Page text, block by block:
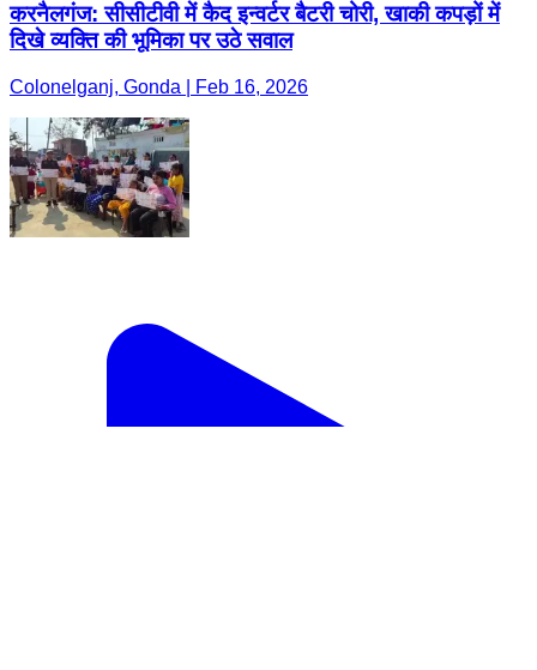
करनैलगंज: सीसीटीवी में कैद इन्वर्टर बैटरी चोरी, खाकी कपड़ों में
दिखे व्यक्ति की भूमिका पर उठे सवाल
Colonelganj, Gonda | Feb 16, 2026